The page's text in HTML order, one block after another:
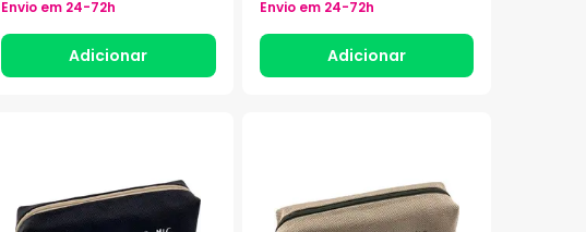
Envio em 24-72h
Adicionar
Envio em 24-72h
Adicionar